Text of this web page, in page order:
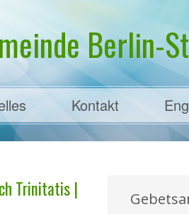
Berlin-
Kontakt
Trinitatis |